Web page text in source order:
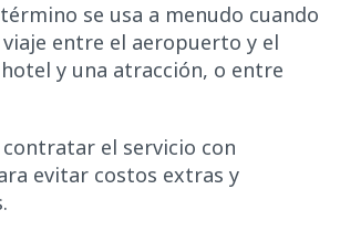
se usa a menudo cuando
entre el aeropuerto y el
y una atracción, o entre
el servicio con
evitar costos extras y